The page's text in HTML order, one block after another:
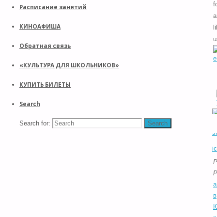
Расписание занятий
КИНОАФИША
Обратная связь
«КУЛЬТУРА ДЛЯ ШКОЛЬНИКОВ»
КУПИТЬ БИЛЕТЫ
Search
Search for: Search
в